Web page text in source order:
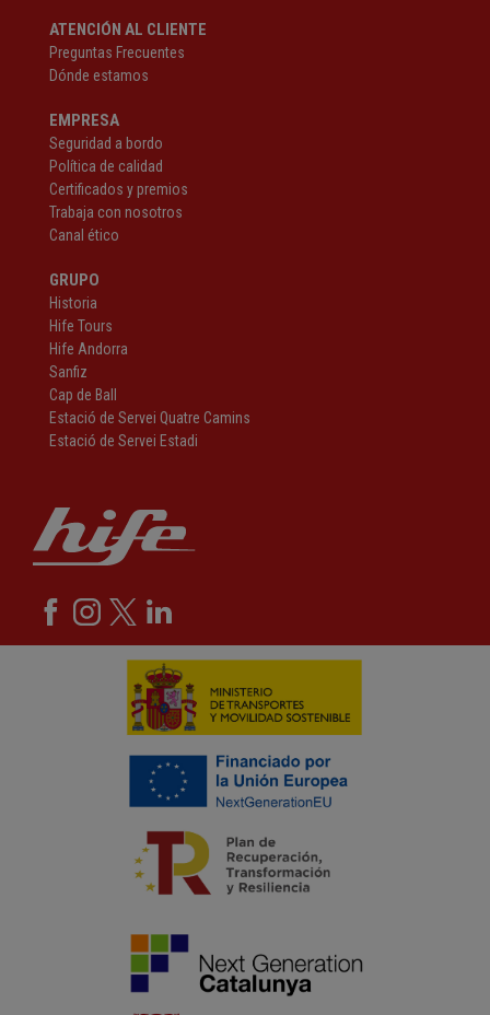
ATENCIÓN AL CLIENTE
Preguntas Frecuentes
Dónde estamos
EMPRESA
Seguridad a bordo
Política de calidad
Certificados y premios
Trabaja con nosotros
Canal ético
GRUPO
Historia
Hife Tours
Hife Andorra
Sanfiz
Cap de Ball
Estació de Servei Quatre Camins
Estació de Servei Estadi